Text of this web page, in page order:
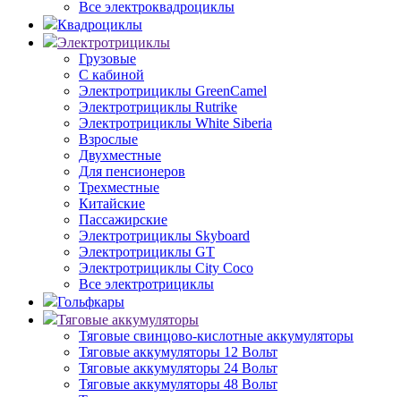
Все электроквадроциклы
Квадроциклы
Электротрициклы
Грузовые
С кабиной
Электротрициклы GreenCamel
Электротрициклы Rutrike
Электротрициклы White Siberia
Взрослые
Двухместные
Для пенсионеров
Трехместные
Китайские
Пассажирские
Электротрициклы Skyboard
Электротрициклы GT
Электротрициклы City Coco
Все электротрициклы
Гольфкары
Тяговые аккумуляторы
Тяговые свинцово-кислотные аккумуляторы
Тяговые аккумуляторы 12 Вольт
Тяговые аккумуляторы 24 Вольт
Тяговые аккумуляторы 48 Вольт